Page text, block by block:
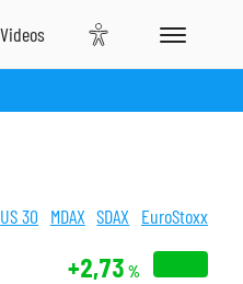
US 30 MDAX SDAX EuroStoxx
+2,73 %